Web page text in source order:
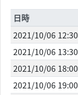
日時
2021/10/06 12:30
2021/10/06 13:30
2021/10/06 18:00
2021/10/06 19:00